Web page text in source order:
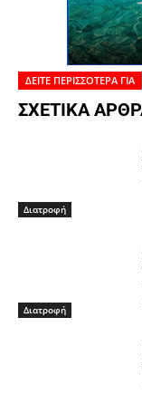
ΔΕΙΤΕ ΠΕΡΙΣΣΟΤΕΡΑ ΓΙΑ
ΣΧΕΤΙΚΑ
Διατροφή
Διατροφή